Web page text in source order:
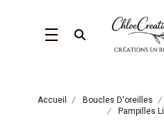
Ouvrir la
Accueil Boucles D'oreilles
Pampilles